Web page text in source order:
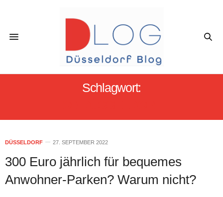
Schlagwort:
DÜSSELDORF 27. SEPTEMBER 2022
300 Euro jährlich für bequemes
Anwohner-Parken? Warum nicht?